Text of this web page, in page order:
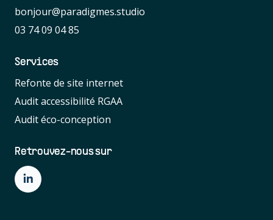
bonjour@paradigmes.studio
03 74 09 04 85
Services
Refonte de site internet
Audit accessibilité RGAA
Audit éco-conception
Retrouvez-nous sur